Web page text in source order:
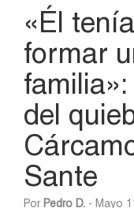
«Él
formar
del
Sante
Por Pedro D. - Mayo